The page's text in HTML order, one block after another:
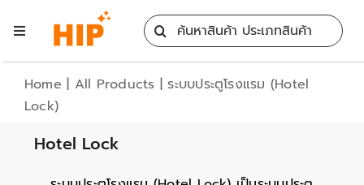
Toggle
Training
Search
for:
Home | All Products |ระบบประตูโรงแรม (Hotel
Lock)
Hotel Lock